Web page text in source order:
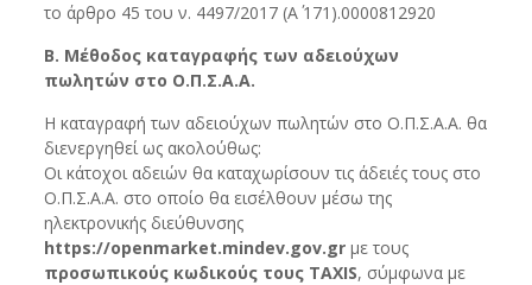
το άρθρο 45 του ν. 4497/2017 (Α΄ 171).0000812920
Β. Μέθοδος καταγραφής των αδειούχων
πωλητών στο Ο.Π.Σ.Α.Α.
Η καταγραφή των αδειούχων πωλητών στο Ο.Π.Σ.Α.Α. θα
διενεργηθεί ως ακολούθως:
Οι κάτοχοι αδειών θα καταχωρίσουν τις άδειές τους στο
Ο.Π.Σ.Α.Α. στο οποίο θα εισέλθουν μέσω της
ηλεκτρονικής διεύθυνσης
https://openmarket.mindev.gov.grμε τους
προσωπικούς κωδικούς τους ΤAXIS, σύμφωνα με